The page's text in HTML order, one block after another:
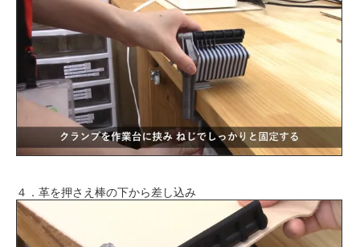
４．革を押さえ棒の下から差し込み